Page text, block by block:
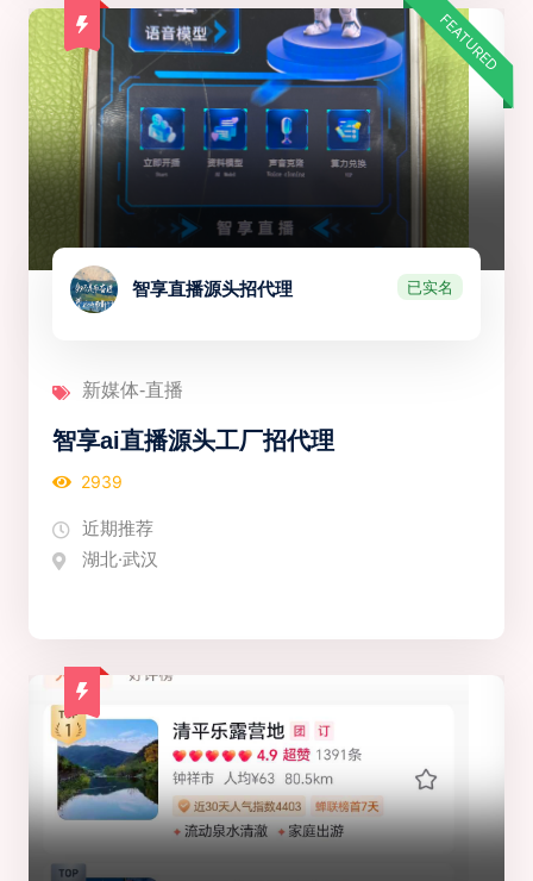
FEATURED
智享直播源头招代理 已实名
新媒体-直播
智享ai直播源头工厂招代理
2939
近期推荐
湖北·武汉